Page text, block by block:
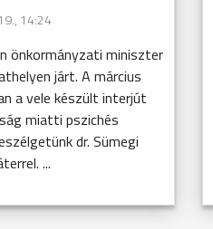
14:24
önkormányzati miniszter
járt. A március
a vele készült interjút
miatti pszichés
dr. Sümegi
...